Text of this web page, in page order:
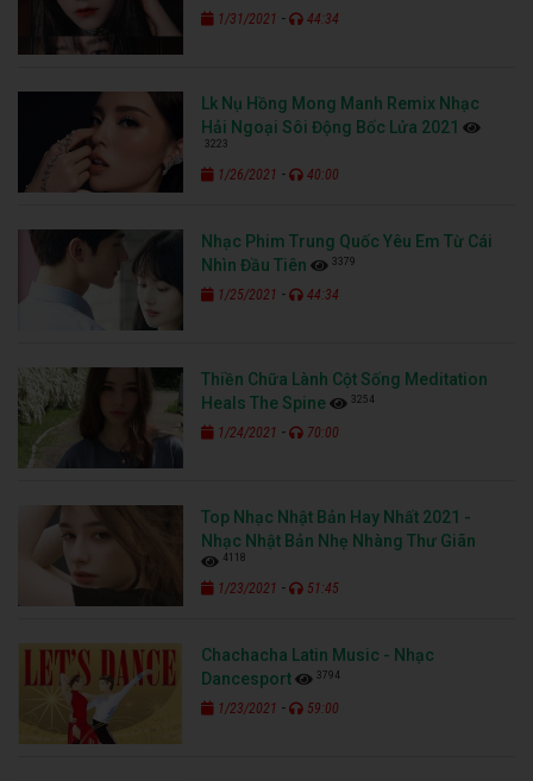
1/31/2021 - 44:34
Lk Nụ Hồng Mong Manh Remix Nhạc
Hải Ngoại Sôi Động Bốc Lửa 2021
3223
1/26/2021 - 40:00
Nhạc Phim Trung Quốc Yêu Em Từ Cái
Nhìn Đầu Tiên
3379
1/25/2021 - 44:34
Thiền Chữa Lành Cột Sống Meditation
Heals The Spine
3254
1/24/2021 - 70:00
Top Nhạc Nhật Bản Hay Nhất 2021 -
Nhạc Nhật Bản Nhẹ Nhàng Thư Giãn
4118
1/23/2021 - 51:45
Chachacha Latin Music - Nhạc
Dancesport
3794
1/23/2021 - 59:00